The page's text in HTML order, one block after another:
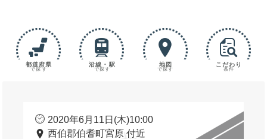
都道府県
で探す
沿線・駅
で探す
地図
で探す
こだわり
条件
2020年6月11日(木)10:00
西伯郡伯耆町宮原 付近